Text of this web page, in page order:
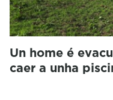
Un home é
caer a unha